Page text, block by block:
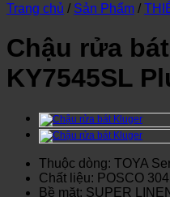
Trang chủ / Sản Phẩm /
Chậu rửa
KY7545SL
Thuộc dòng: TOYA
Chất liệu: POSCO
Bề mặt: SUPER